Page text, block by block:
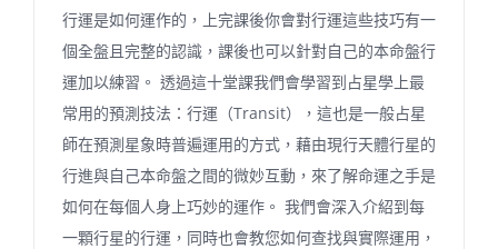
行運是如何運作的，上完課後你會對行運這些技巧有一
個全盤且完整的認識，課後也可以針對自己的本命盤行
運加以練習。 透過這十堂課我們會學習到占星學上最
常用的預測技法：行運（Transit），這也是一般占星
師在預測星象時普遍運用的方式，藉由現行天體行星的
行進與自己本命盤之間的微妙互動，來了解命運之手是
如何在每個人身上巧妙的運作。 我們會深入介紹到每
一顆行星的行運，同時也會教您如何查找與實際運用，